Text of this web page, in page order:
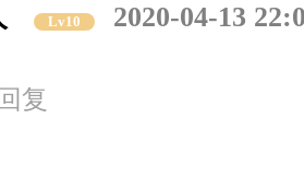
Lv10
2020-04-13
回复